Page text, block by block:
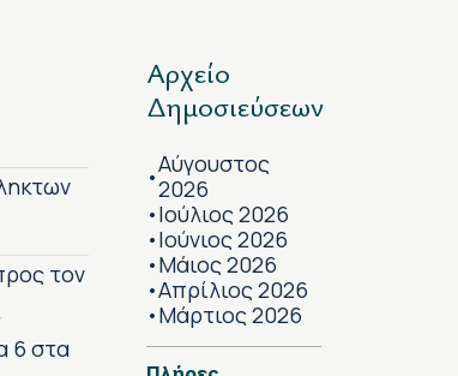
τον
6 στα
Αρχείο
Δημοσιεύσεων
•Αύγουστος
2026
•Ιούλιος 2026
•Ιούνιος 2026
•Μάιος 2026
•Απρίλιος 2026
•Μάρτιος 2026